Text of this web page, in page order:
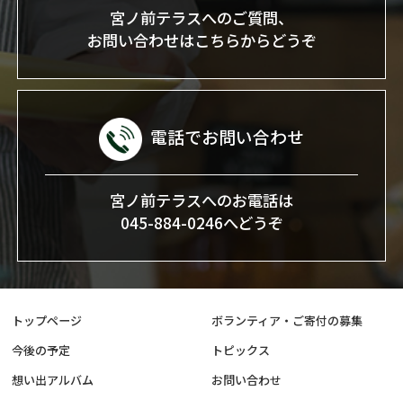
宮ノ前テラスへのご質問、
お問い合わせはこちらからどうぞ
電話でお問い合わせ
宮ノ前テラスへのお電話は
045-884-0246へどうぞ
トップページ
ボランティア・ご寄付の募集
今後の予定
トピックス
想い出アルバム
お問い合わせ